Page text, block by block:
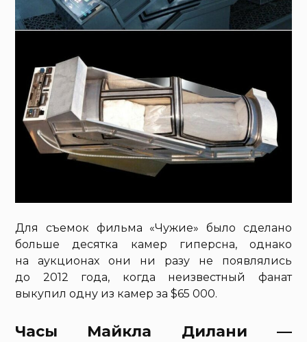
Для съемок фильма «Чужие» было сделано
больше десятка камер гиперсна, однако
на аукционах они ни разу не появлялись
до 2012 года, когда неизвестный фанат
выкупил одну из камер за $65 000.
Часы Майкла Дилани —